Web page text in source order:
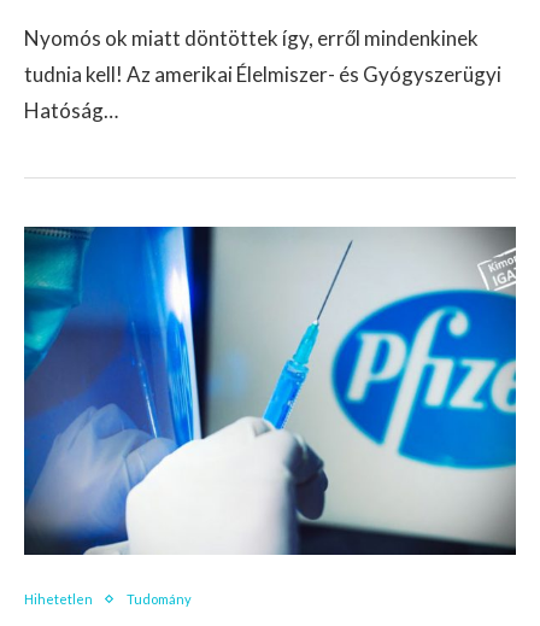
Nyomós ok miatt döntöttek így, erről mindenkinek
tudnia kell! Az amerikai Élelmiszer- és Gyógyszerügyi
Hatóság…
Hihetetlen Tudomány